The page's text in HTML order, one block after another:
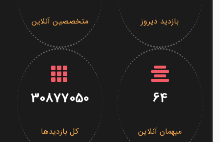
بازدید دیروز متخصصین آنلاین
64
میهمان آنلاین
30877050
کل بازدیدها